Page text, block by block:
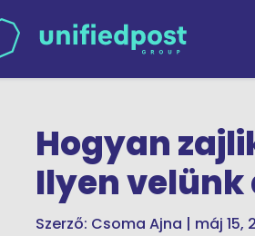
Hogyan
Ilyen velünk
Szerző: Csoma Ajna | máj 15,